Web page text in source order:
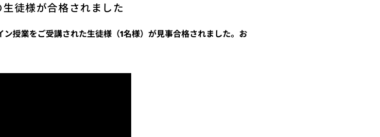
徒様が合格されました
授業をご受講された生徒様（1名様）が見事合格されました。お